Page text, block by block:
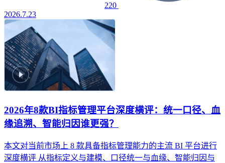
220
2026.7.23
2026年8款BI指标管理平台深度横评：统一口径、血
缘追溯、智能归因谁更强？
本文对当前市场上 8 款具备指标管理能力的主流 BI 平台进行
深度横评 从指标定义与建模、口径统一与血缘、智能归因与